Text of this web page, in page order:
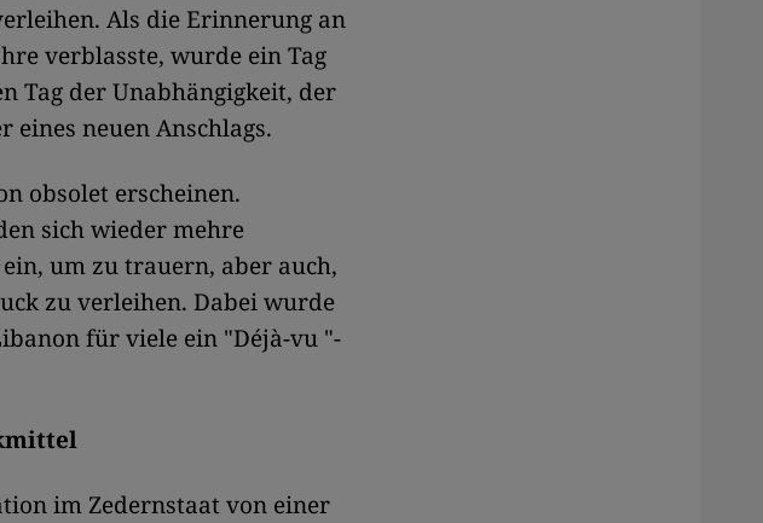
Als die Erinnerung an
verblasste, wurde ein Tag
Tag der Unabhängigkeit, der
neuen Anschlags.
obsolet erscheinen.
sich wieder mehre
um zu trauern, aber auch,
zu verleihen. Dabei wurde
für viele ein "Déjà-vu "-
im Zedernstaat von einer